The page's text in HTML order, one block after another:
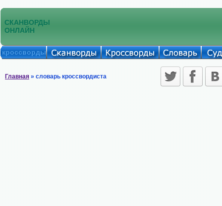
СКАНВОРДЫ
ОНЛАЙН
кроссворды
Главная » словарь кроссвордиста